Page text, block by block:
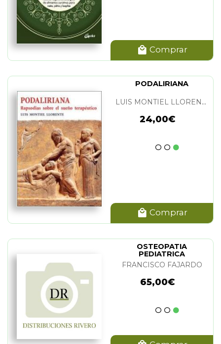
Comprar
PODALIRIANA
LUIS MONTIEL LLORENTE
24,00€
Comprar
OSTEOPATIA
PEDIATRICA
FRANCISCO FAJARDO
65,00€